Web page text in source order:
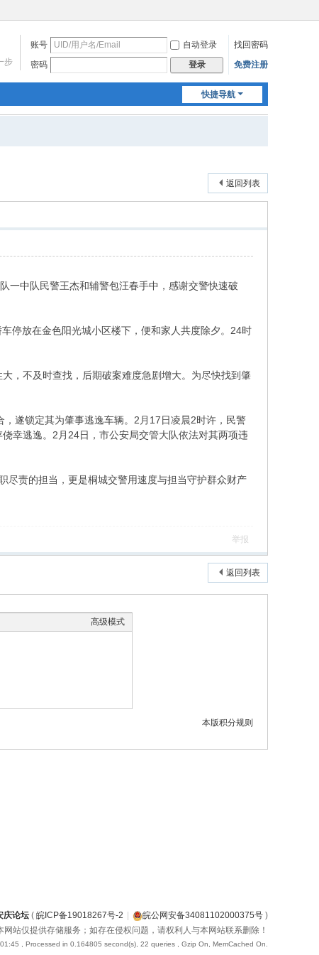
账号 自动登录
找回密码
密码
登录 免费注册
步
快捷导航
返回列表
一中队民警王杰和辅警包汪春手中，感谢交警快速破
停放在金色阳光城小区楼下，便和家人共度除夕。24时
，不及时查找，后期破案难度急剧增大。为尽快找到肇
遂锁定其为肇事逃逸车辆。2月17日凌晨2时许，民警
幸逃逸。2月24日，市公安局交管大队依法对其两项违
尽责的担当，更是桐城交警用速度与担当守护群众财产
举报
返回列表
高级模式
本版积分规则
庆论坛 ( 皖ICP备19018267号-2 皖公网安备34081102000375号 )
站仅提供存储服务；如存在侵权问题，请权利人与本网站联系删除！
, Processed in 0.164805 second(s), 22 queries , Gzip On, MemCached On.